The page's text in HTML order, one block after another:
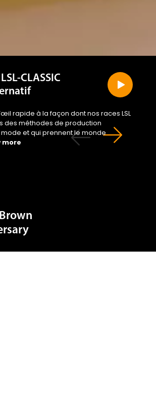
CLASSIC
des méthodes de production
et qui prennent le monde
more